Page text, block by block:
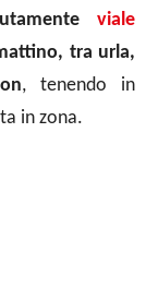
viale
tra urla,
, tenendo in
in zona.